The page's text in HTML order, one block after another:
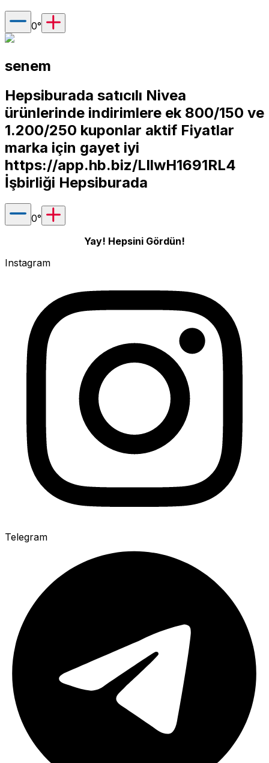
0°
senem
Hepsiburada satıcılı Nivea
ürünlerinde indirimlere ek 800/150 ve
1.200/250 kuponlar aktif Fiyatlar
marka için gayet iyi
https://app.hb.biz/LIlwH1691RL4
İşbirliği Hepsiburada
0°
Yay! Hepsini Gördün!
Instagram
Telegram